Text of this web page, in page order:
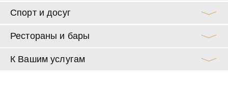
Спорт и досуг
Рестораны и бары
К Вашим услугам